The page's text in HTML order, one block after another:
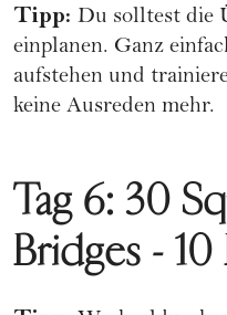
Tipp: Du solltest die
einplanen. Ganz
aufstehen und
keine Ausreden mehr.
Tag 6: 30
Bridges -